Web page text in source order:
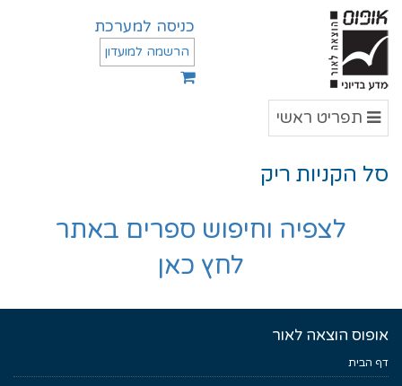
כניסה למערכת
הרשמה למועדון
תפריט
תפריט ראשי
סל הקניות ריק
לצפיה וחיפוש ספרים באתר
לחץ כאן
אופוס הוצאה לאור
דף הבית